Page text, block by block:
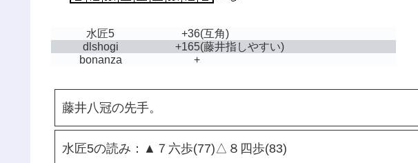
水匠5 +36(互角)
dlshogi
+165(藤井指しやすい)
bonanza
+
藤井八冠の先手。
水匠5の読み：▲７六歩(77)△８四歩(83)